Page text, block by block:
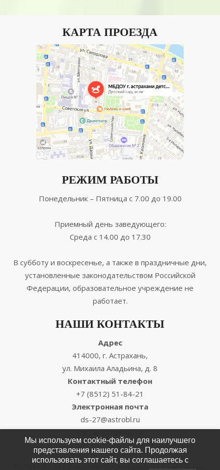
КАРТА ПРОЕЗДА
РЕЖИМ РАБОТЫ
Понедельник – Пятница с 7.00 до 19.00
Приемный день заведующего:
Среда с 14.00 до 17.30
В субботу и воскресенье, а также в праздничные дни,
установленные законодательством Российской
Федерации, образовательное учреждение не
работает.
НАШИ КОНТАКТЫ
Адрес
414000, г. Астрахань,
ул. Михаила Аладьина, д. 8
Контактный телефон
+7 (8512) 51-84-21
Электронная почта
ds-27@astrobl.ru
mozaica27@mail.ru
© 2026 МБДОУ г. Астрахани Детский сад № 27
Мы используем cookie-файлы для наилучшего
представления нашего сайта. Продолжая
использовать этот сайт, вы соглашаетесь с